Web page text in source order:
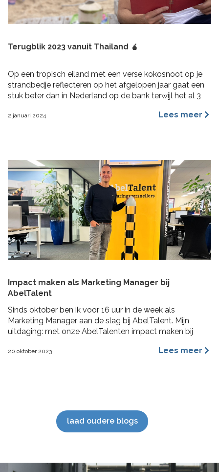
Terugblik 2023 vanuit Thailand 🧉
Op een tropisch eiland met een verse kokosnoot op je
strandbedje reflecteren op het afgelopen jaar gaat een
stuk beter dan in Nederland op de bank terwijl het al 3
fijn jaar aan rijke ervaringen, nieuwe inzichten, verbinding
2 januari 2024 Lees meer
Impact maken als Marketing Manager bij
AbelTalent
Sinds oktober ben ik voor 16 uur in de week als
Marketing Manager aan de slag bij AbelTalent. Mijn
uitdaging: met onze AbelTalenten impact maken bij
voornamelijk bezig houden met branding, content
20 oktober 2023 Lees meer
laad oudere blogs